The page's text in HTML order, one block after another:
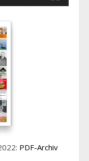
PDF-Archiv